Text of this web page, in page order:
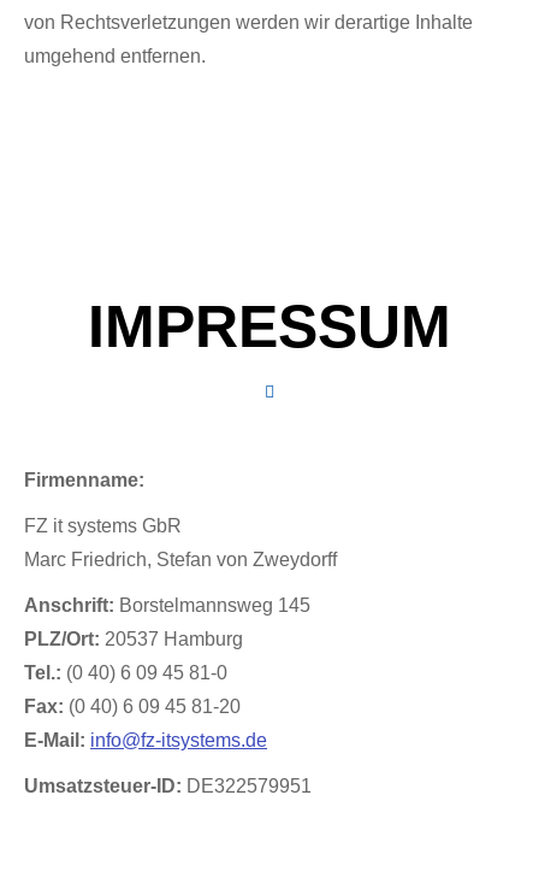
von Rechtsverletzungen werden wir derartige Inhalte
umgehend entfernen.
IMPRESSUM
Firmenname:
FZ it systems GbR
Marc Friedrich, Stefan von Zweydorff
Anschrift: Borstelmannsweg 145
PLZ/Ort: 20537 Hamburg
Tel.: (0 40) 6 09 45 81-0
Fax: (0 40) 6 09 45 81-20
E-Mail: info@fz-itsystems.de
Umsatzsteuer-ID: DE322579951